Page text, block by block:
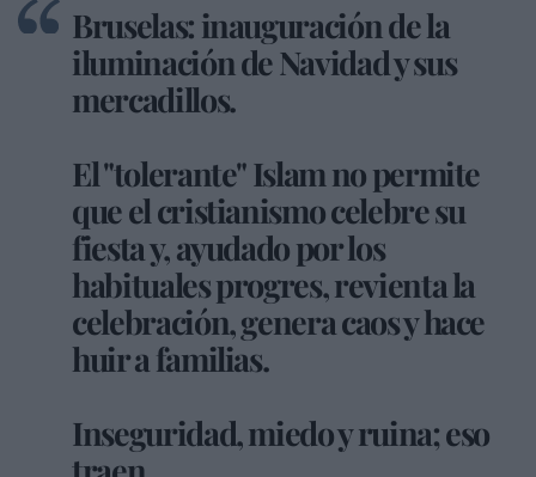
Bruselas: inauguración de la
iluminación de Navidad y sus
mercadillos.
El "tolerante" Islam no permite
que el cristianismo celebre su
fiesta y, ayudado por los
habituales progres, revienta la
celebración, genera caos y hace
huir a familias.
Inseguridad, miedo y ruina; eso